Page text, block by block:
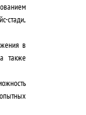
стади,
в
также